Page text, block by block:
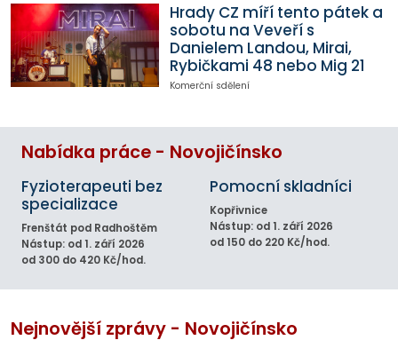
Hrady CZ míří tento pátek a
sobotu na Veveří s
Danielem Landou, Mirai,
Rybičkami 48 nebo Mig 21
Komerční sdělení
Nabídka práce - Novojičínsko
Fyzioterapeuti bez
specializace
Frenštát pod Radhoštěm
Nástup: od 1. září 2026
od 300 do 420 Kč/hod.
Pomocní skladníci
Kopřivnice
Nástup: od 1. září 2026
od 150 do 220 Kč/hod.
Nejnovější zprávy - Novojičínsko